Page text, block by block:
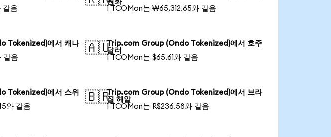
같음
원화
1 TCOMon는 ₩65,312.65와 같음
Tokenized)에서 캐나
같음
🇦🇺Trip.com Group (Ondo Tokenized)에서 호주
달러
1 TCOMon는 $65.61와 같음
Tokenized)에서 스위
와 같음
🇧🇷Trip.com Group (Ondo Tokenized)에서 브라
질 헤알
1 TCOMon는 R$236.58와 같음